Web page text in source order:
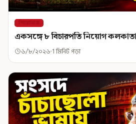
শিরোনাম
একসঙ্গে ৮ বিচারপতি নিয়োগ
৬/৮/২০২৬ 1 মিনিট পড়া